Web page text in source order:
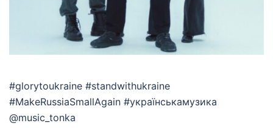
#glorytoukraine #standwithukraine
#MakeRussiaSmallAgain #українськамузика
@music_tonka